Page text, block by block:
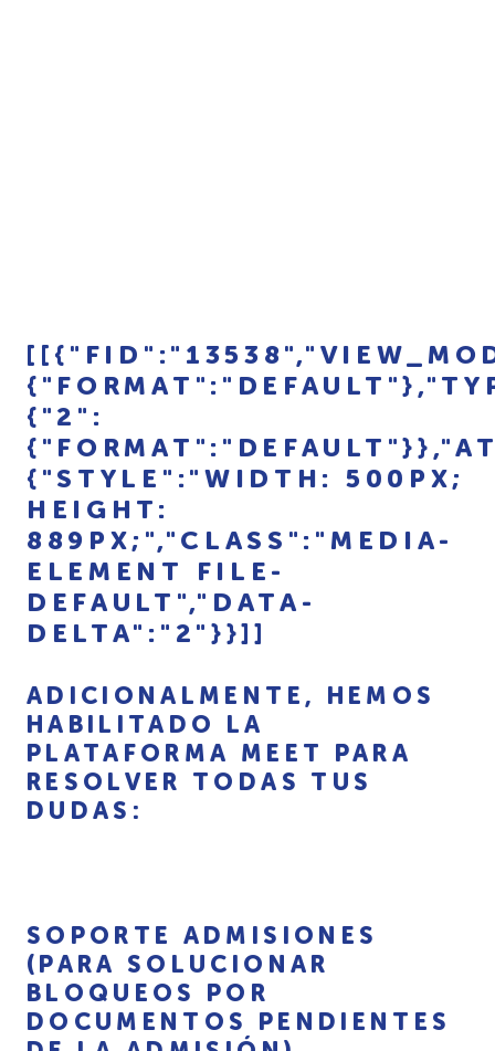
{"2":
{"STYLE":"WIDTH: 500PX;
HEIGHT:
889PX;","CLASS":"MEDIA-
ELEMENT FILE-
DEFAULT","DATA-
DELTA":"2"}}]]
ADICIONALMENTE, HEMOS
HABILITADO LA
PLATAFORMA MEET PARA
RESOLVER TODAS TUS
DUDAS:
SOPORTE ADMISIONES
(PARA SOLUCIONAR
BLOQUEOS POR
DOCUMENTOS PENDIENTES